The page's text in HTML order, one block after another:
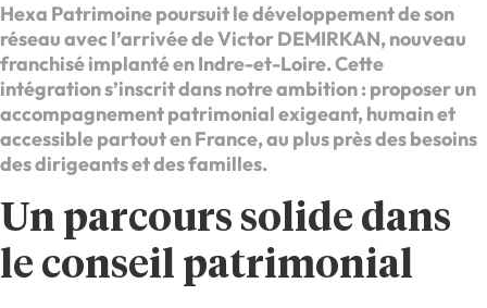
Hexa Patrimoine poursuit le développement de son
réseau avec l’arrivée de Victor DEMIRKAN, nouveau
franchisé implanté en Indre-et-Loire. Cette
intégration s’inscrit dans notre ambition : proposer un
accompagnement patrimonial exigeant, humain et
accessible partout en France, au plus près des besoins
des dirigeants et des familles.
Un parcours solide dans
le conseil patrimonial